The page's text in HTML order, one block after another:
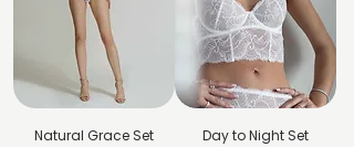
Natural Grace Set
Day to Night Set